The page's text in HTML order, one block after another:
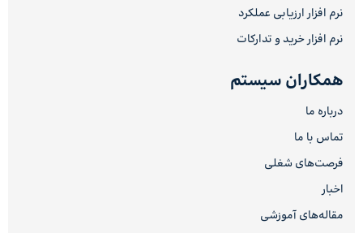
نرم افزار ارزیابی عملکرد
نرم افزار خرید و تدارکات
همکاران سیستم
درباره ما
تماس با ما
فرصت‌های شغلی
اخبار
مقاله‌های آموزشی